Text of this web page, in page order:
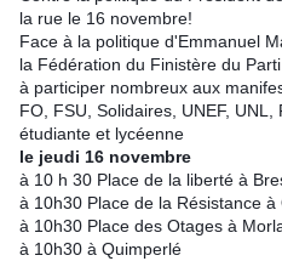
la rue le 16 novembre!
Face à la politique d'Emmanuel
la Fédération du Finistère du
à participer nombreux aux
FO, FSU, Solidaires, UNEF,
étudiante et lycéenne
le jeudi 16 novembre
à 10 h 30 Place de la liberté à
à 10h30 Place de la Résistance à
à 10h30 Place des Otages à
à 10h30 à Quimperlé